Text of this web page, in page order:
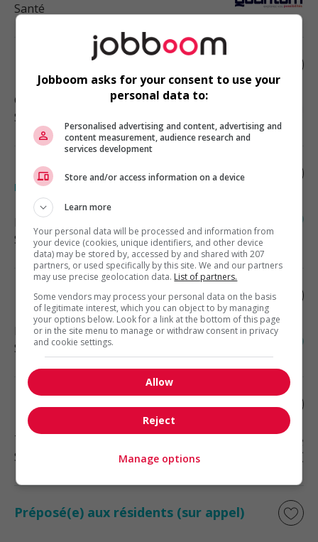
Santé
Infirmières et infirmiers clinicien(ne)s
Gaspé
Santé
Infirmier.ère vaccination antigrippale
rimouski
Rimouski
Santé
Dépistage biométrique en entreprise
Rimouski, QC
Santé
Préposé aux résidents
Trois-Pistoles
Santé
Préposé(e) aux résidents (sur appel)
Jobboom asks for your consent to use your
personal data to:
Personalised advertising and content, advertising and
content measurement, audience research and
services development
Store and/or access information on a device
Learn more
Your personal data will be processed and information from
your device (cookies, unique identifiers, and other device
data) may be stored by, accessed by and shared with 207
partners, or used specifically by this site. We and our partners
may use precise geolocation data. List of partners.
Some vendors may process your personal data on the basis
of legitimate interest, which you can object to by managing
your options below. Look for a link at the bottom of this page
or in the site menu to manage or withdraw consent in privacy
and cookie settings.
Allow
Reject
Manage options